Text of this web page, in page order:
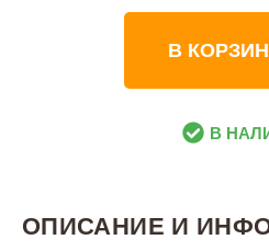
В
В
ОПИСАНИЕ И